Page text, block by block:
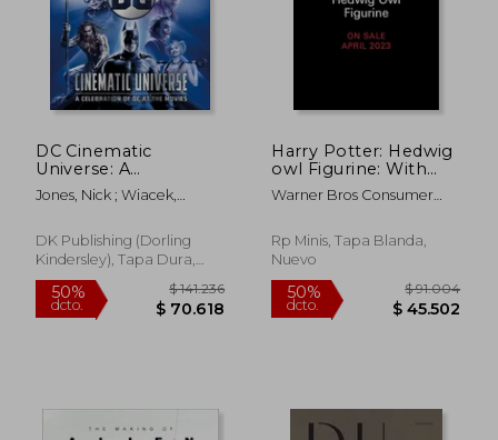
dcto. $ 46.980 dcto.
DC Cinematic
Universe: A
Celebration of DC at
the Movies (en
Jones, Nick ; Wiacek,
DK Publishing (Dorling
Kindersley), Tapa Dura,
Nuevo
Harry Potter: Hedwig
owl Figurine: With
Sound! (rp Minis) (en
Inglés)
Warner Bros Consumer
Rp Minis, Tapa Blanda,
Nuevo